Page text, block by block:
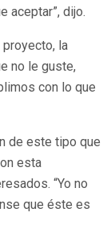
aceptar”, dijo.
la
no le guste,
con lo que
de este tipo que
esta
“Yo no
que éste es